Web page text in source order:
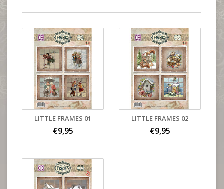
LITTLE FRAMES 01
€9,95
LITTLE FRAMES 02
€9,95